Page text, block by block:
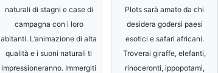
naturali di stagni e case di
campagna con i loro
abitanti. L’animazione di alta
qualità e i suoni naturali ti
impressioneranno. Immergiti
Plots sarà amato da chi
desidera godersi paesi
esotici e safari africani.
Troverai giraffe, elefanti,
rinoceronti, ippopotami,